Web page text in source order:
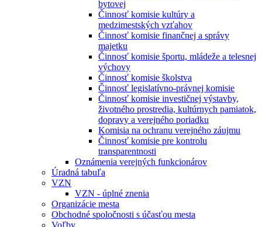
bytovej
Činnosť komisie kultúry a
medzimestských vzťahov
Činnosť komisie finančnej a správy
majetku
Činnosť komisie športu, mládeže a telesnej
výchovy
Činnosť komisie školstva
Činnosť legislatívno-právnej komisie
Činnosť komisie investičnej výstavby,
životného prostredia, kultúrnych pamiatok,
dopravy a verejného poriadku
Komisia na ochranu verejného záujmu
Činnosť komisie pre kontrolu
transparentnosti
Oznámenia verejných funkcionárov
Úradná tabuľa
VZN
VZN - úplné znenia
Organizácie mesta
Obchodné spoločnosti s účasťou mesta
Voľby